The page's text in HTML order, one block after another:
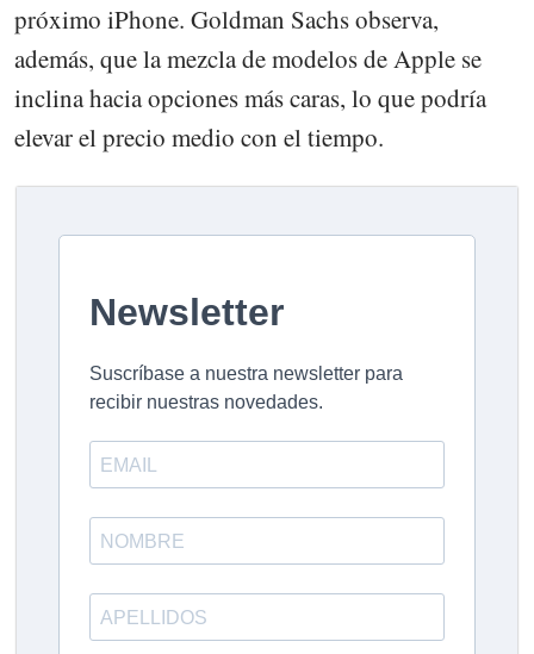
próximo iPhone. Goldman Sachs observa,
además, que la mezcla de modelos de Apple se
inclina hacia opciones más caras, lo que podría
elevar el precio medio con el tiempo.